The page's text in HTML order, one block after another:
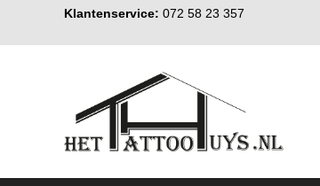
Klantenservice: 072 58 23 357